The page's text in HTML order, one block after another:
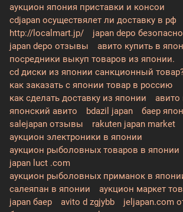
аукцион япония приставки и консои
cdjapan осуществялет ли доставку в рф
http://localmart.jp/
japan depo
japan depo отзывы
авито купить в
посредники выкуп товаров из японии.
cd диски из японии санкционный
как заказать с японии товар в россию
как сделать доставку из японии
авито
японский авито
bdazil japan
баер
salejapan отзывы
rakuten japan market
аукцион электроники в японии
аукцион рыболовных товаров в японии
japan luct .com
аукцион рыболовных приманок в
салеяпан в японии
аукцион маркет
japan баер
avito d zgjybb
jeljapan.com